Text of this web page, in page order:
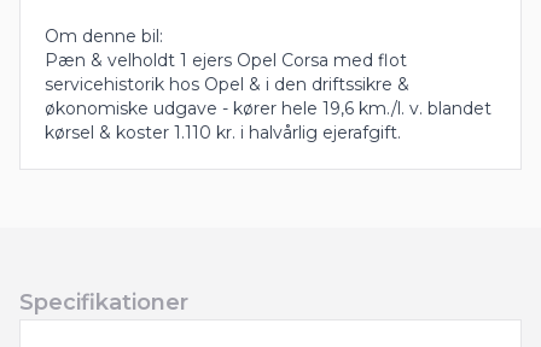
Om denne bil:
Pæn & velholdt 1 ejers Opel Corsa med flot
servicehistorik hos Opel & i den driftssikre &
økonomiske udgave - kører hele 19,6 km./l. v. blandet
kørsel & koster 1.110 kr. i halvårlig ejerafgift.
Specifikationer